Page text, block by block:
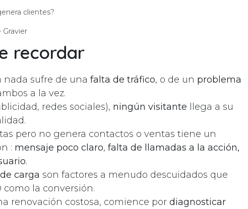
clientes?
Gravier
recordar
nada sufre de una falta de tráfico, o de un problema
a la vez.
redes sociales), ningún visitante
llega a su
pero no genera contactos o ventas tiene un
: mensaje poco claro, falta de llamadas a la acción,
.
carga son factores a menudo descuidados que
como la conversión.
renovación costosa, comience por diagnosticar